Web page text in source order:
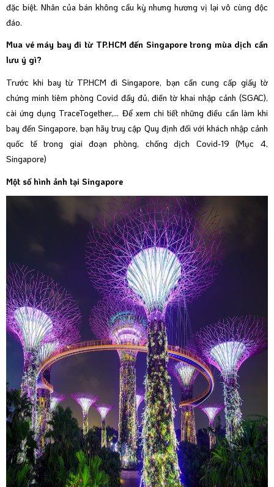
đặc biệt. Nhân của bán không cầu kỳ nhưng hương vị lại vô cùng độc
đáo.
Mua vé máy bay đi từ TP.HCM đến Singapore trong mùa dịch cần
lưu ý gì?
Trước khi bay từ TP.HCM đi Singapore, bạn cần cung cấp giấy tờ
chứng minh tiêm phòng Covid đầy đủ, điền tờ khai nhập cảnh (SGAC),
cài ứng dụng TraceTogether,... Để xem chi tiết những điều cần làm khi
bay đến Singapore, bạn hãy truy cập Quy định đối với khách nhập cảnh
quốc tế trong giai đoạn phòng, chống dịch Covid-19 (Mục 4,
Singapore)
Một số hình ảnh tại Singapore